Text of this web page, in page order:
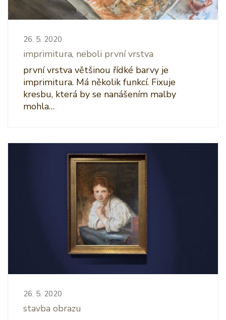
26. 5. 2020
imprimitura, neboli první vrstva
první vrstva většinou řídké barvy je
imprimitura. Má několik funkcí. Fixuje
kresbu, která by se nanášením malby
mohla…
26. 5. 2020
stavba obrazu